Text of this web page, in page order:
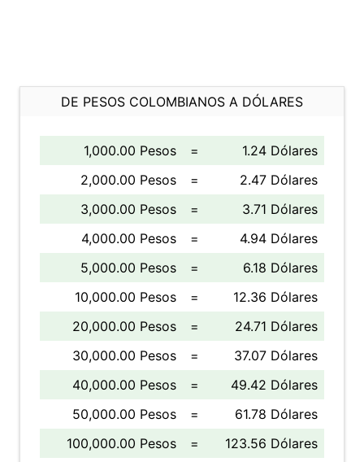
DE PESOS COLOMBIANOS A DÓLARES
1,000.00 Pesos =
1.24 Dólares
2,000.00 Pesos
=
2.47 Dólares
3,000.00 Pesos
=
3.71 Dólares
4,000.00 Pesos
=
4.94 Dólares
5,000.00 Pesos
=
6.18 Dólares
10,000.00 Pesos
=
12.36 Dólares
20,000.00 Pesos
=
24.71 Dólares
30,000.00 Pesos
=
37.07 Dólares
40,000.00 Pesos
=
49.42 Dólares
50,000.00 Pesos
=
61.78 Dólares
100,000.00 Pesos
= 123.56 Dólares